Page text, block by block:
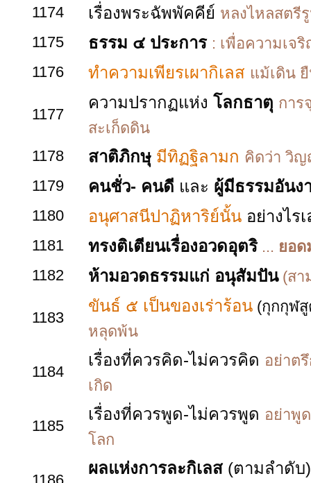
1174
เรื่องพระฉัพพัคคีย์ หลงไหลสตรี
1175
ธรรม ๔ ประการ : เพื่อความเจ
1176
ทำความเพียรเผากิเลส แม้เดิน
1177
ความปรากฏแห่ง โลกธาตุ การ
สะเก็ดดิน
1178
สาติภิกษุ มีทิฏฐิลามก คิดว่า วิญ
1179
คนชั่ว- คนดี และ ผู้มีธรรมอันง
1180 อนุศาสนีปาฏิหาริย์นั้น อย่างไร
1181 ทรงติเตียนเรื่องอวดอุตริ... ยอ
1182
ห้ามอวดธรรมแก่ อนุสัมปัน(สา
1183
ขันธ์ ๕ เป็นของเร่าร้อน (กุกกุฬ
หลุดพ้น
1184
เรื่องที่ควรคิด-ไม่ควรคิด อย่าต
เกิด
1185
เรื่องที่ควรพูด-ไม่ควรพูด อย่าพู
โลก
ผลแห่งการละกิเลส(ตามลำดั